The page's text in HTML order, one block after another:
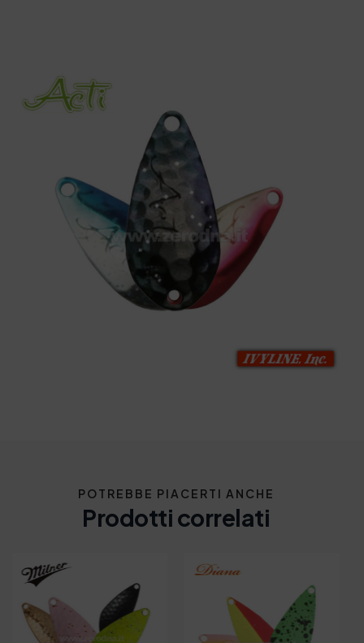
POTREBBE PIACERTI ANCHE
Prodotti correlati